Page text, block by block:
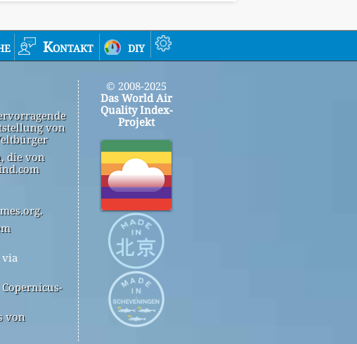
Kontakt diy
von
die von
via
von
© 2008-2025
Das World Air
Quality Index-
Projekt